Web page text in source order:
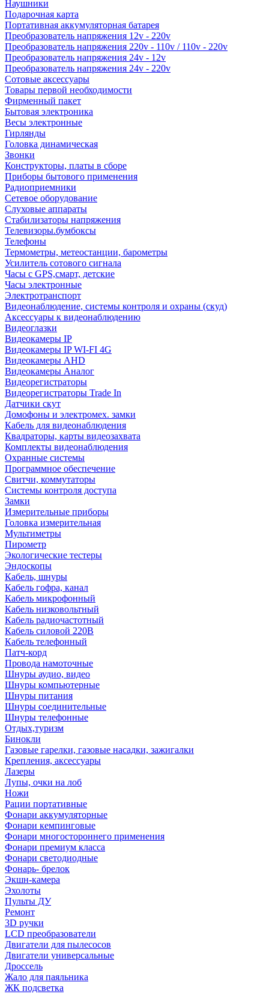
Наушники
Подарочная карта
Портативная аккумуляторная батарея
Преобразователь напряжения 12v - 220v
Преобразователь напряжения 220v - 110v / 110v - 220v
Преобразователь напряжения 24v - 12v
Преобразователь напряжения 24v - 220v
Сотовые аксессуары
Товары первой необходимости
Фирменный пакет
Бытовая электроника
Весы электронные
Гирлянды
Головка динамическая
Звонки
Конструкторы, платы в сборе
Приборы бытового применения
Радиоприемники
Сетевое оборудование
Слуховые аппараты
Стабилизаторы напряжения
Телевизоры.бумбоксы
Телефоны
Термометры, метеостанции, барометры
Усилитель сотового сигнала
Часы с GPS,смарт, детские
Часы электронные
Электротранспорт
Видеонаблюдение, системы контроля и охраны (скуд)
Аксессуары к видеонаблюдению
Видеоглазки
Видеокамеры IP
Видеокамеры IP WI-FI 4G
Видеокамеры AHD
Видеокамеры Аналог
Видеорегистраторы
Видеорегистраторы Trade In
Датчики скут
Домофоны и электромех. замки
Кабель для видеонаблюдения
Квадраторы, карты видеозахвата
Комплекты видеонаблюдения
Охранные системы
Программное обеспечение
Свитчи, коммутаторы
Системы контроля доступа
Замки
Измерительные приборы
Головка измерительная
Мультиметры
Пирометр
Экологические тестеры
Эндоскопы
Кабель, шнуры
Кабель гофра, канал
Кабель микрофонный
Кабель низковольтный
Кабель радиочастотный
Кабель силовой 220В
Кабель телефонный
Патч-корд
Провода намоточные
Шнуры аудио, видео
Шнуры компьютерные
Шнуры питания
Шнуры соединительные
Шнуры телефонные
Отдых,туризм
Бинокли
Газовые гарелки, газовые насадки, зажигалки
Крепления, аксессуары
Лазеры
Лупы, очки на лоб
Ножи
Рации портативные
Фонари аккумуляторные
Фонари кемпинговые
Фонари многостороннего применения
Фонари премиум класса
Фонари светодиодные
Фонарь- брелок
Экшн-камера
Эхолоты
Пульты ДУ
Ремонт
3D ручки
LCD преобразователи
Двигатели для пылесосов
Двигатели универсальные
Дроссель
Жало для паяльника
ЖК подсветка